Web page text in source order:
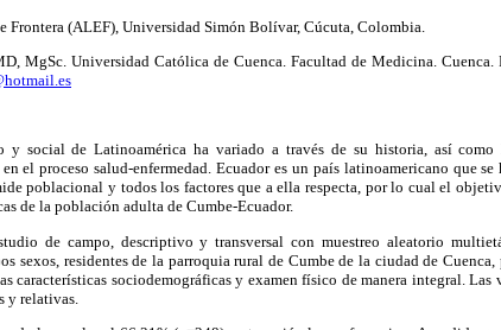
Frontera (ALEF), Universidad Simón Bolívar, Cúcuta, Colombia.
MgSc. Universidad Católica de Cuenca. Facultad de Medicina. Cuenca.
y social de Latinoamérica ha variado a través de su historia, así
el proceso salud-enfermedad. Ecuador es un país latinoamericano que
poblacional y todos los factores que a ella respecta, por lo cual el
de la población adulta de Cumbe-Ecuador.
de campo, descriptivo y transversal con muestreo aleatorio
sexos, residentes de la parroquia rural de Cumbe de la ciudad de
características sociodemográficas y examen físico de manera integral. Las
y relativas.